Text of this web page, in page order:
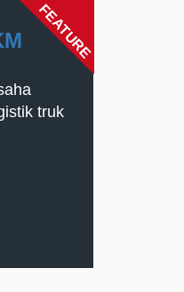
FEATURE
truk